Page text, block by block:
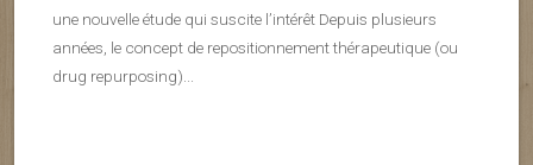
une nouvelle étude qui suscite l’intérêt Depuis plusieurs
années, le concept de repositionnement thérapeutique (ou
drug repurposing)...